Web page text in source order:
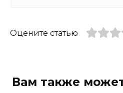
Оцените статью
Вам также